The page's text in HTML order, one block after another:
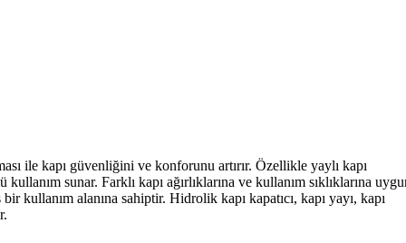
ile kapı güvenliğini ve konforunu artırır. Özellikle yaylı kapı
sunar. Farklı kapı ağırlıklarına ve kullanım sıklıklarına
alanına sahiptir. Hidrolik kapı kapatıcı, kapı yayı, kapı